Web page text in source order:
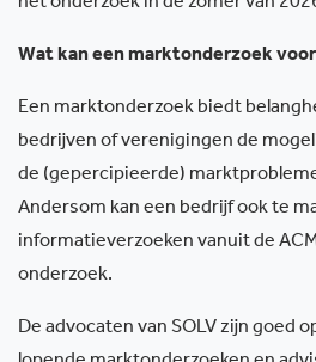
Wat kan een marktonderzoek
Een marktonderzoek biedt
bedrijven of verenigingen de
de (gepercipieerde)
Andersom kan een bedrijf ook te
informatieverzoeken vanuit de
onderzoek.
De advocaten van SOLV zijn goed